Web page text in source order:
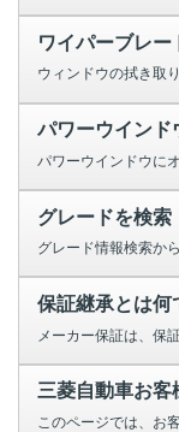
ワイパーブレー
パワーウインド
グレードを検索
保証継承とは何
三菱自動車お